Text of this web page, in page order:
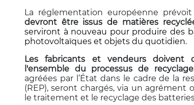
La réglementation européenne
devront être issus de matières
serviront à nouveau pour produire des
photovoltaïques et objets du quotidien.
Les fabricants et vendeurs doivent
l'ensemble du processus de recyclage
agréées par l’État dans le cadre de la
(REP), seront chargés, via un agrément
le traitement et le recyclage des